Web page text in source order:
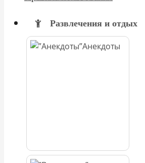
Развлечения и отдых
Анекдоты